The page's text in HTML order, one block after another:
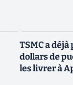
TSMC a
dollars de
les livrer à